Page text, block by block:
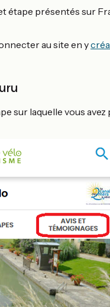
étape présentés sur
au site en y
sur laquelle vous avez